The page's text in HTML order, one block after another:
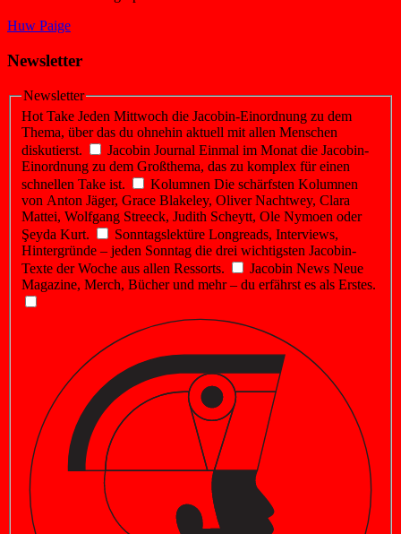
Huw Paige
Newsletter
Newsletter
Hot Take Jeden Mittwoch die Jacobin-Einordnung zu dem
Thema, über das du ohnehin aktuell mit allen Menschen
diskutierst.
Jacobin Journal Einmal im Monat die Jacobin-
Einordnung zu dem Großthema, das zu komplex für einen
schnellen Take ist.
Kolumnen Die schärfsten Kolumnen
von Anton Jäger, Grace Blakeley, Oliver Nachtwey, Clara
Mattei, Wolfgang Streeck, Judith Scheytt, Ole Nymoen oder
Şeyda Kurt.
Sonntagslektüre Longreads, Interviews,
Hintergründe – jeden Sonntag die drei wichtigsten Jacobin-
Texte der Woche aus allen Ressorts.
Jacobin News Neue
Magazine, Merch, Bücher und mehr – du erfährst es als Erstes.